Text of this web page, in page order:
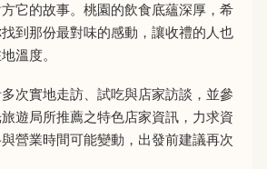
它的故事。桃園的飲食底蘊深厚，希
到那份最對味的感動，讓收禮的人也
溫度。
次實地走訪、試吃與店家訪談，並參
遊局所推薦之特色店家資訊，力求資
營業時間可能變動，出發前建議再次